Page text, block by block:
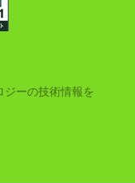
ーの技術情報を